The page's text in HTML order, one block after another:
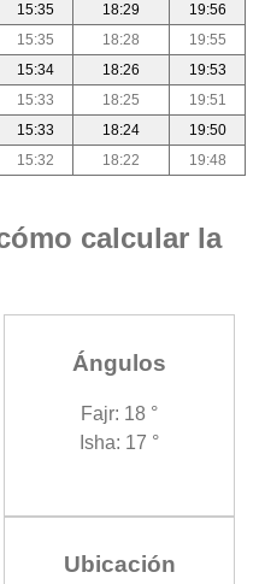
15:35 18:29
19:56
15:35 18:28
19:55
15:34 18:26
19:53
15:33 18:25
19:51
15:33 18:24
19:50
15:32 18:22 19:48
calcular la
Ángulos
Fajr: 18 °
Isha: 17 °
Ubicación